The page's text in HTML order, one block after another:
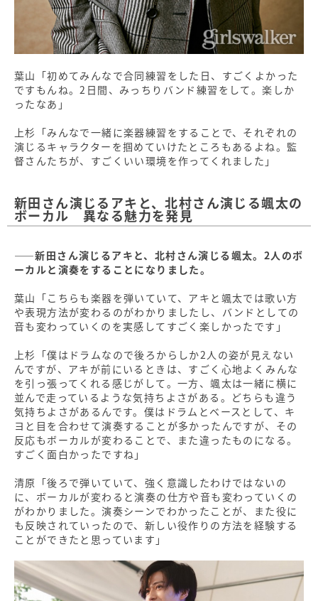
葉山「初めてみんなで合同練習をした日、すごくよかった
ですもんね。2日間、みっちりバンド練習をして。楽しか
ったなあ」
上杉「みんなで一緒に楽器練習をすることで、それぞれの
演じるキャラクターを掴めていけたところもあるよね。監
督さんたちが、すごくいい環境を作ってくれました」
新田さん演じるアキと、北村さん演じる颯太の
ボーカル 異なる魅力を発見
――新田さん演じるアキと、北村さん演じる颯太。2人のボ
ーカルと演奏をすることになりました。
葉山「こちらも楽器を弾いていて、アキと颯太では歌い方
や表現方法が変わるのがわかりましたし、バンドとしての
音も変わっていくのを実感してすごく楽しかったです」
上杉「僕はドラムなので後ろからしか2人の姿が見えない
んですが、アキが前にいるときは、すごく心地よくみんな
を引っ張ってくれる感じがして。一方、颯太は一緒に横に
並んで走っているような気持ちよさがある。どちらも違う
気持ちよさがあるんです。僕はドラムとベースとして、キ
ヨと目を合わせて演奏することが多かったんですが、その
反応もボーカルが変わることで、また違ったものになる。
すごく面白かったですね」
清原「後ろで弾いていて、強く意識したわけではないの
に、ボーカルが変わると演奏の仕方や音も変わっていくの
がわかりました。演奏シーンでわかったことが、また役に
も反映されていったので、新しい役作りの方法を経験する
ことができたと思っています」